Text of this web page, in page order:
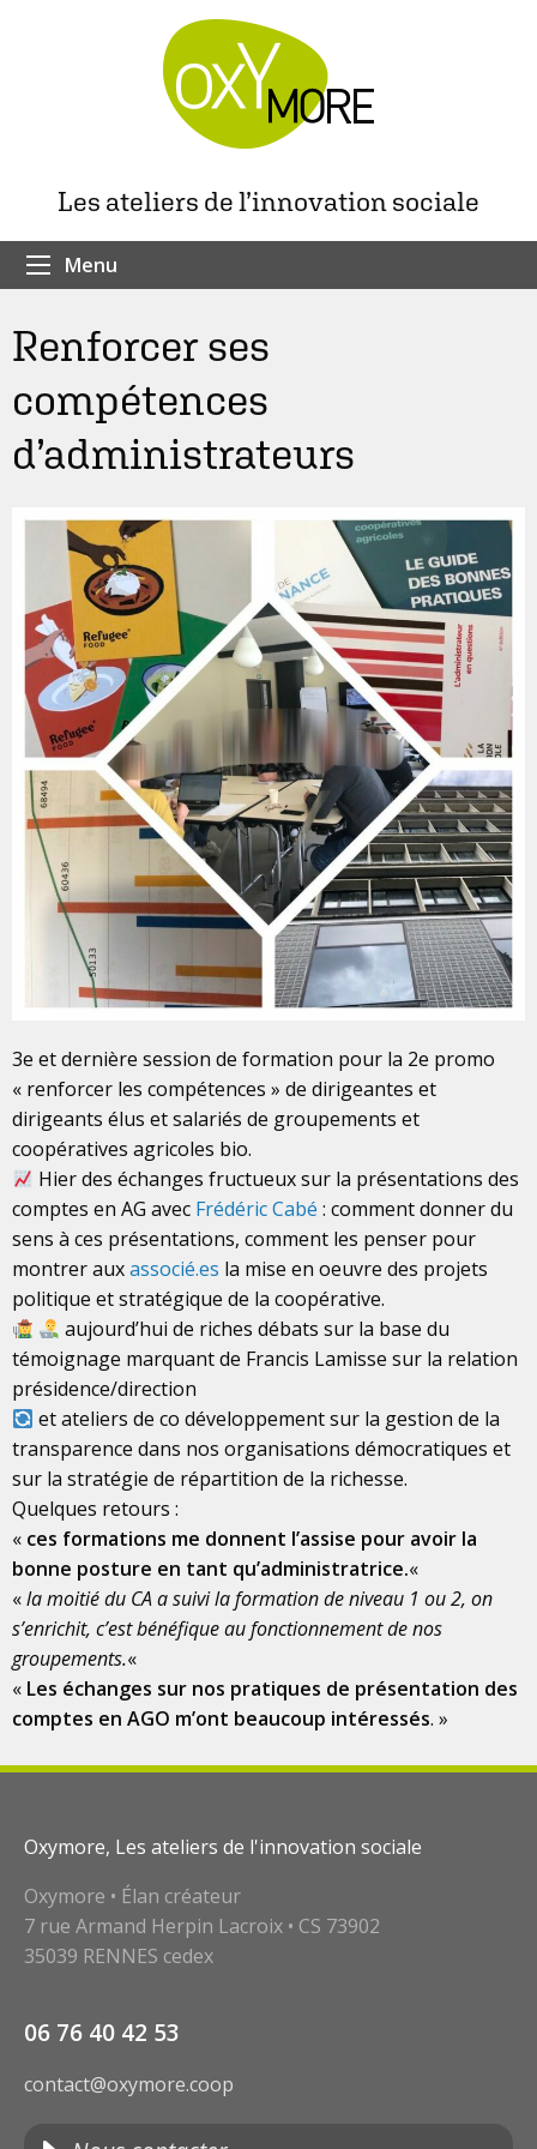
Les ateliers de l’innovation sociale
Menu
Renforcer ses
compétences
d’administrateurs
3e et dernière session de formation pour la 2e promo
« renforcer les compétences » de dirigeantes et
dirigeants élus et salariés de groupements et
coopératives agricoles bio.
Hier des échanges fructueux sur la présentations des
comptes en AG avec Frédéric Cabé : comment donner du
sens à ces présentations, comment les penser pour
montrer auxassocié.es la mise en oeuvre des projets
politique et stratégique de la coopérative.
aujourd’hui de riches débats sur la base du
témoignage marquant de Francis Lamisse sur la relation
présidence/direction
et ateliers de co développement sur la gestion de la
transparence dans nos organisations démocratiques et
sur la stratégie de répartition de la richesse.
Quelques retours :
« ces formations me donnent l’assise pour avoir la
bonne posture en tant qu’administratrice.«
«la moitié du CA a suivi la formation de niveau 1 ou 2, on
s’enrichit, c’est bénéfique au fonctionnement de nos
groupements.«
« Les échanges sur nos pratiques de présentation des
comptes en AGO m’ont beaucoup intéressés. »
Oxymore, Les ateliers de l'innovation sociale
Oxymore • Élan créateur
7 rue Armand Herpin Lacroix • CS 73902
35039 RENNES cedex
06 76 40 42 53
contact@oxymore.coop